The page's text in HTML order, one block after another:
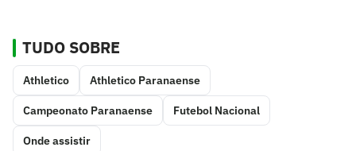
TUDO SOBRE
Athletico Athletico Paranaense
Campeonato Paranaense Futebol Nacional
Onde assistir